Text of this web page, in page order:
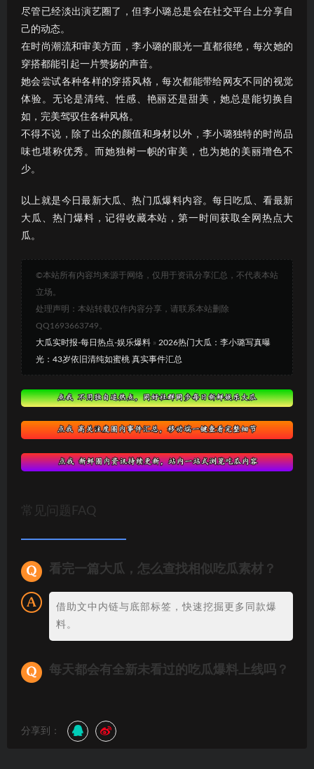
尽管已经淡出演艺圈了，但李小璐总是会在社交平台上分享自
己的动态。
在时尚潮流和审美方面，李小璐的眼光一直都很绝，每次她的
穿搭都能引起一片赞扬的声音。
她会尝试各种各样的穿搭风格，每次都能带给网友不同的视觉
体验。无论是清纯、性感、艳丽还是甜美，她总是能切换自
如，完美驾驭住各种风格。
不得不说，除了出众的颜值和身材以外，李小璐独特的时尚品
味也堪称优秀。而她独树一帜的审美，也为她的美丽增色不
少。
以上就是今日最新大瓜、热门瓜爆料内容。每日吃瓜、看最新
大瓜、热门爆料，记得收藏本站，第一时间获取全网热点大
瓜。
©本站所有内容均来源于网络，仅用于资讯分享汇总，不代表本站
立场。
处理声明：本站转载仅作内容分享，请联系本站删除
QQ1693663749。
大瓜实时报-每日热点-娱乐爆料 » 2026热门大瓜：李小璐写真曝
光：43岁依旧清纯如蜜桃 真实事件汇总
常见问题FAQ
看完一篇大瓜，怎么查找相似吃瓜素材？
借助文中内链与底部标签，快速挖掘更多同款爆
料。
每天都会有全新未看过的吃瓜爆料上线吗？
分享到：